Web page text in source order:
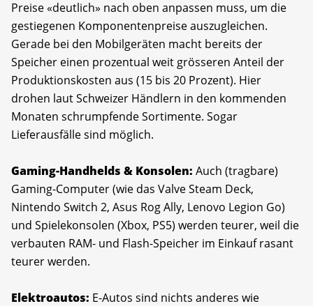
Preise «deutlich» nach oben anpassen muss, um die
gestiegenen Komponentenpreise auszugleichen.
Gerade bei den Mobilgeräten macht bereits der
Speicher einen prozentual weit grösseren Anteil der
Produktionskosten aus (15 bis 20 Prozent). Hier
drohen laut Schweizer Händlern in den kommenden
Monaten schrumpfende Sortimente. Sogar
Lieferausfälle sind möglich.
Gaming-Handhelds & Konsolen: Auch (tragbare)
Gaming-Computer (wie das Valve Steam Deck,
Nintendo Switch 2, Asus Rog Ally, Lenovo Legion Go)
und Spielekonsolen (Xbox, PS5) werden teurer, weil die
verbauten RAM- und Flash-Speicher im Einkauf rasant
teurer werden.
Elektroautos: E-Autos sind nichts anderes wie